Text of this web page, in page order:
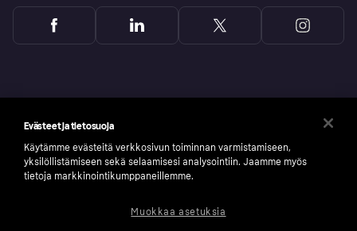
Evästeet ja tietosuoja
Käytämme evästeitä verkkosivun toiminnan varmistamiseen,
yksilöllistämiseen sekä selaamisesi analysointiin. Jaamme myös
tietoja markkinointikumppaneillemme.
Muokkaa asetuksia